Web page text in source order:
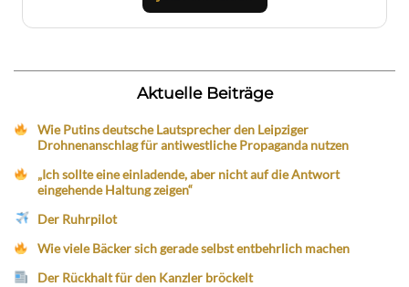
Aktuelle Beiträge
Wie Putins deutsche Lautsprecher den Leipziger
Drohnenanschlag für antiwestliche Propaganda nutzen
„Ich sollte eine einladende, aber nicht auf die Antwort
eingehende Haltung zeigen“
Der Ruhrpilot
Wie viele Bäcker sich gerade selbst entbehrlich machen
Der Rückhalt für den Kanzler bröckelt